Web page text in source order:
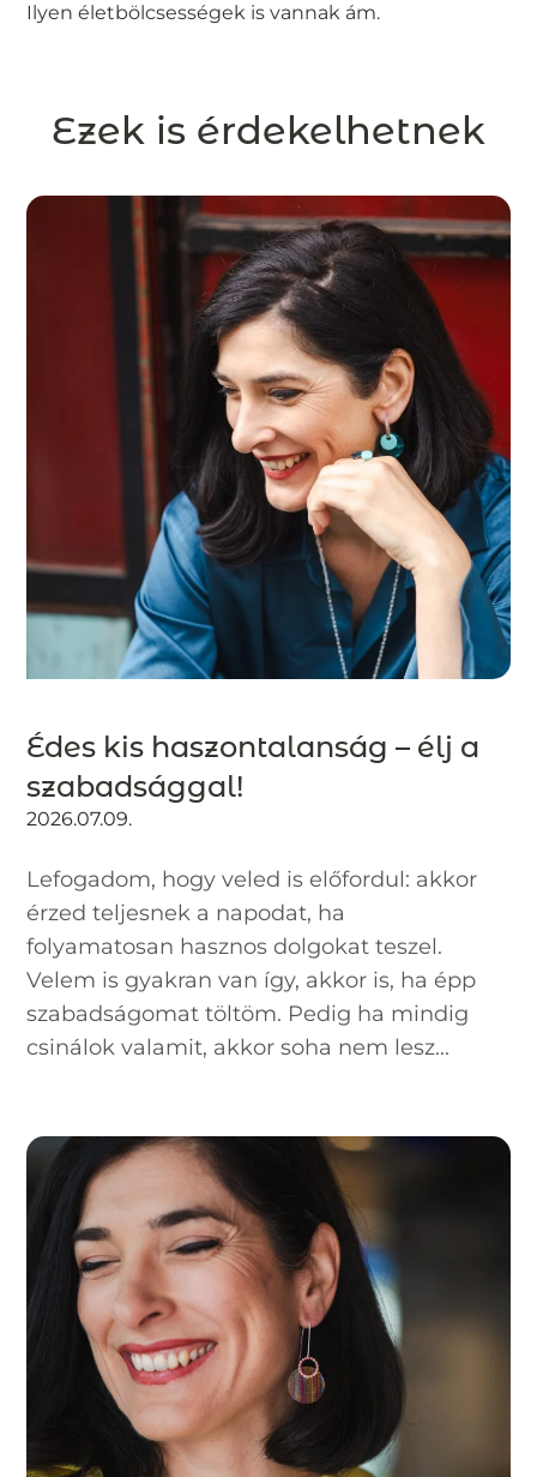
Ilyen életbölcsességek is vannak ám.
Ezek is érdekelhetnek
Édes kis haszontalanság – élj a
szabadsággal!
2026.07.09.
Lefogadom, hogy veled is előfordul: akkor
érzed teljesnek a napodat, ha
folyamatosan hasznos dolgokat teszel.
Velem is gyakran van így, akkor is, ha épp
szabadságomat töltöm. Pedig ha mindig
csinálok valamit, akkor soha nem lesz...